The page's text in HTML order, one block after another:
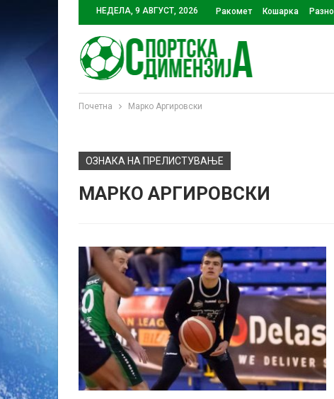
НЕДЕЛА, 9 АВГУСТ, 2026 Ракомет Кошарка Разно
Почетна Марко Аргировски
ОЗНАКА НА ПРЕЛИСТУВАЊЕ
МАРКО АРГИРОВСКИ